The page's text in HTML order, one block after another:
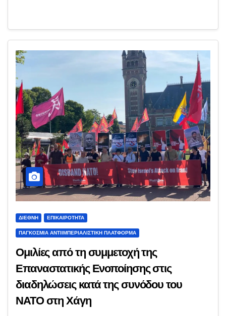
ΔΙΕΘΝΉ ΕΠΙΚΑΙΡΌΤΗΤΑ
ΠΑΓΚΌΣΜΙΑ ΑΝΤΙΙΜΠΕΡΙΑΛΙΣΤΙΚΉ ΠΛΑΤΦΌΡΜΑ
Ομιλίες από τη συμμετοχή της
Επαναστατικής Ενοποίησης στις
διαδηλώσεις κατά της συνόδου του
ΝΑΤΟ στη Χάγη